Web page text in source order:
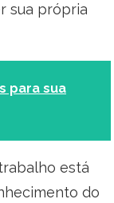
sua própria
para sua
está
do